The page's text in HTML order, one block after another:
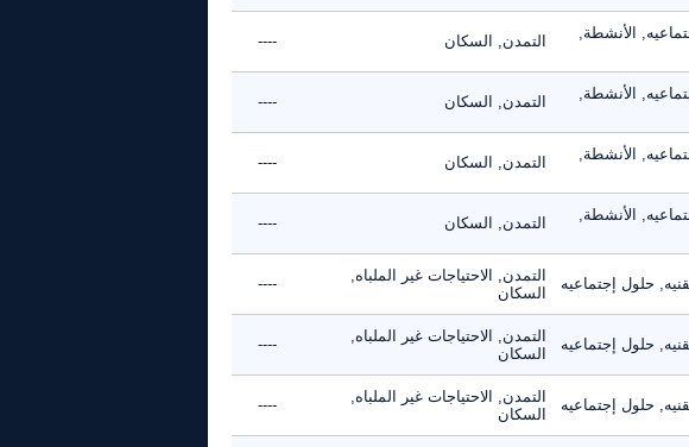
الأنشطة,
التمدن, السكان ----
الأنشطة,
التمدن, السكان ----
الأنشطة,
التمدن, السكان ----
الأنشطة,
التمدن, السكان ----
حلول إجتماعيه
التمدن, الاحتياجات غير الملباه,
السكان
----
حلول إجتماعيه
التمدن, الاحتياجات غير الملباه,
السكان
----
حلول إجتماعيه
التمدن, الاحتياجات غير الملباه,
السكان
----